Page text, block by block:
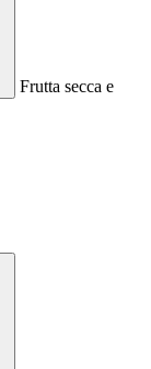
Frutta secca e